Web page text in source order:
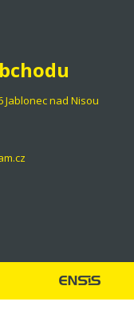
Jablonec nad Nisou